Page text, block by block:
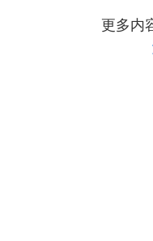
更多内